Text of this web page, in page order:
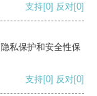
支持[0] 反对[0]
私保护和安全性保
支持[0] 反对[0]